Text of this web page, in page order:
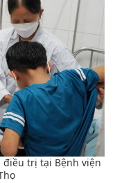
điều trị tại Bệnh viện